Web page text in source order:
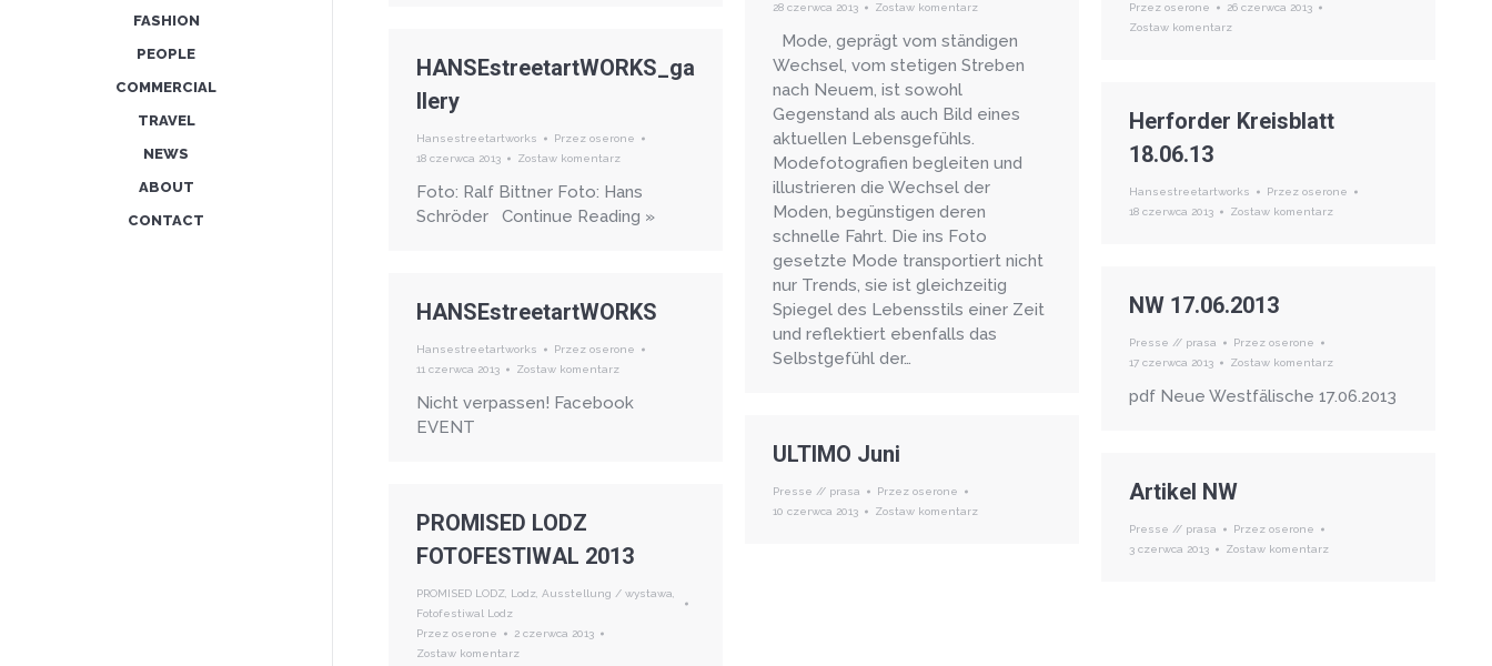
FASHION
PEOPLE
COMMERCIAL
TRAVEL
NEWS
ABOUT
CONTACT
28 czerwca 2013
Zostaw komentarz
Mode, geprägt vom ständigen
Wechsel, vom stetigen Streben
nach Neuem, ist sowohl
Gegenstand als auch Bild eines
aktuellen Lebensgefühls.
Modefotografien begleiten und
illustrieren die Wechsel der
Moden, begünstigen deren
schnelle Fahrt. Die ins Foto
gesetzte Mode transportiert nicht
nur Trends, sie ist gleichzeitig
Spiegel des Lebensstils einer Zeit
und reflektiert ebenfalls das
Selbstgefühl der…
Przez oserone
26 czerwca 2013
Zostaw komentarz
HANSEstreetartWORKS_ga
llery
Hansestreetartworks Przez oserone
18 czerwca 2013
Zostaw komentarz
Foto: Ralf Bittner Foto: Hans
Schröder Continue Reading »
Herforder Kreisblatt
18.06.13
Hansestreetartworks Przez oserone
18 czerwca 2013
Zostaw komentarz
NW 17.06.2013
Presse // prasa Przez oserone
17 czerwca 2013
Zostaw komentarz
pdf Neue Westfälische 17.06.2013
HANSEstreetartWORKS
Hansestreetartworks Przez oserone
11 czerwca 2013
Zostaw komentarz
Nicht verpassen! Facebook
EVENT
ULTIMO Juni
Presse // prasa Przez oserone
10 czerwca 2013
Zostaw komentarz
Artikel NW
Presse // prasa Przez oserone
3 czerwca 2013
Zostaw komentarz
PROMISED LODZ
FOTOFESTIWAL 2013
PROMISED LODZ Lodz Ausstellung / wystawa
Fotofestiwal Lodz
Przez oserone
2 czerwca 2013
Zostaw komentarz